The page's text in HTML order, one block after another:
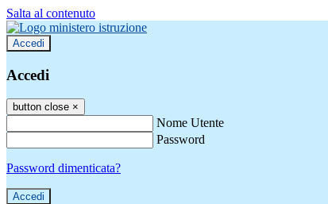
Salta al contenuto
Accedi
Accedi
button close ×
Nome Utente
Password
Password dimenticata?